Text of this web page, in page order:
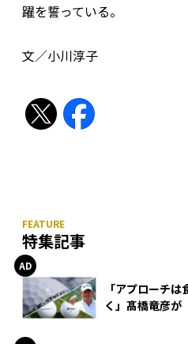
躍を誓っている。
文／小川淳子
特集記事
「アプローチ
く」髙橋竜彦が